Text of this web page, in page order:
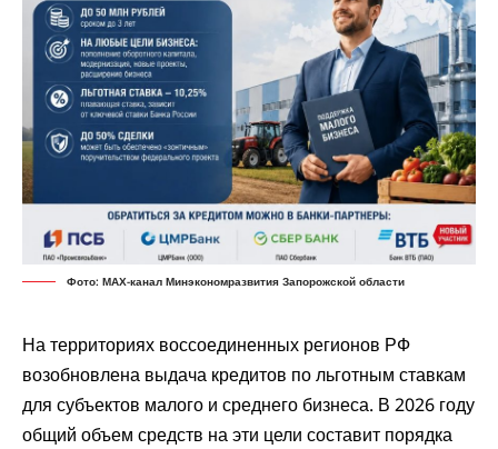
Фото: МАХ-канал Минэкономразвития Запорожской области
На территориях воссоединенных регионов РФ
возобновлена выдача кредитов по льготным ставкам
для субъектов малого и среднего бизнеса. В 2026 году
общий объем средств на эти цели составит порядка